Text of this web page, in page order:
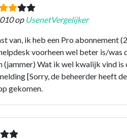
op UsenetVergelijker
van, ik heb een Pro abonnement
voorheen wel beter is/was
(jammer) Wat ik wel kwalijk vind
[Sorry, de beheerder heeft
gekomen.